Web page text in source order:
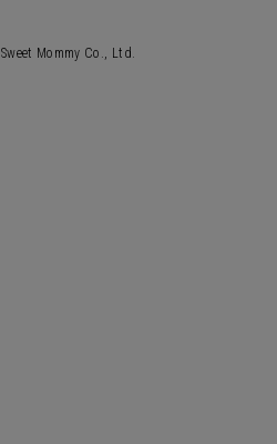
Sweet Mommy Co., Ltd.